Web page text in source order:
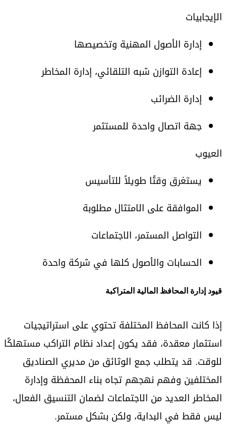
الإيجابيات
إدارة الأصول المهنية وتخصيصها
إعادة التوازن شبه التلقائي، إدارة المخاطر
إدارة الضرائب
جهة اتصال واحدة للمستثمر
العيوب
يستغرق وقتًا طويلاً للتأسيس
الموافقة على الامتثال مطلوبة
التواصل المستمر، الاجتماعات
الحسابات والأصول كلها في شركة واحدة
قيود إدارة المحافظ المالية المتراكبة
إذا كانت المحافظ المختلفة تحتوي على استراتيجيات
استثمار معقدة، فقد يكون إعداد نظام التراكب مستهلكًا
للوقت. قد يتطلب جمع الوثائق من مديري الصناديق
المختلفين وفهم نهجهم تجاه بناء المحفظة وإدارة
المخاطر العديد من الاجتماعات لضمان التنسيق الفعال،
ليس فقط في البداية، ولكن بشكل مستمر.